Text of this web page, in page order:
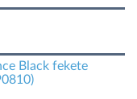
Black fekete